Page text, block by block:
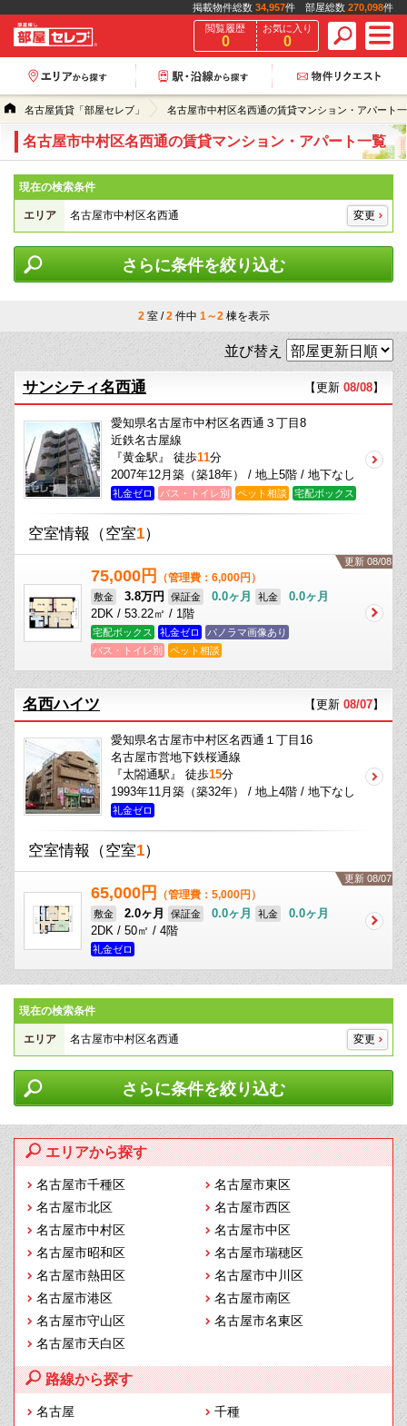
掲載物件総数 34,957件 部屋総数 270,098件
閲覧履歴
0
お気に入り
0
名古屋賃貸「部屋セレブ」 名古屋市中村区名西通の賃貸マンション・アパート
名古屋市中村区名西通の賃貸マンション・アパート一覧
現在の検索条件
エリア 名古屋市中村区名西通 変更
さらに条件を絞り込む
2室 /2件中 1～2棟を表示
並び替え
サンシティ名西通 【更新 08/08】
愛知県名古屋市中村区名西通３丁目8
近鉄名古屋線
『黄金駅』 徒歩11分
2007年12月築（築18年） / 地上5階 / 地下なし
礼金ゼロ バス・トイレ別 ペット相談 宅配ボックス
空室情報 （空室1）
更新 08/08
75,000円 （管理費：6,000円）
敷金 3.8万円 保証金 0.0ヶ月 礼金
0.0ヶ月
2DK / 53.22㎡ / 1階
宅配ボックス 礼金ゼロ
パノラマ画像あり
バス・トイレ別
ペット相談
名西ハイツ 【更新 08/07】
愛知県名古屋市中村区名西通１丁目16
名古屋市営地下鉄桜通線
『太閤通駅』 徒歩15分
1993年11月築（築32年） / 地上4階 / 地下なし
礼金ゼロ
空室情報 （空室1）
更新 08/07
65,000円 （管理費：5,000円）
敷金 2.0ヶ月 保証金 0.0ヶ月 礼金
0.0ヶ月
2DK / 50㎡ / 4階
礼金ゼロ
現在の検索条件
エリア 名古屋市中村区名西通 変更
さらに条件を絞り込む
エリアから探す
名古屋市千種区
名古屋市東区
名古屋市北区
名古屋市西区
名古屋市中村区
名古屋市中区
名古屋市昭和区
名古屋市瑞穂区
名古屋市熱田区
名古屋市中川区
名古屋市港区
名古屋市南区
名古屋市守山区
名古屋市名東区
名古屋市天白区
路線から探す
名古屋
千種